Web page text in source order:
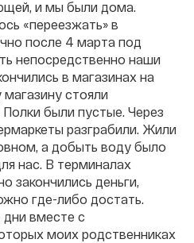
и мы были дома.
«переезжать» в
после 4 марта под
непосредственно наши
в магазинах на
стояли
были пустые. Через
разграбили. Жили
а добыть воду было
нас. В терминалах
закончились деньги,
где-либо достать.
дни вместе с
моих родственниках